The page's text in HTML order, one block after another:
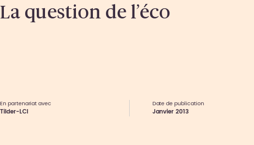
Vos enjeux
Expertises métiers
Acteur de l’innovation
Présentation du Groupe
Nos offres d’emplois et de stages
Environnement de travail
La question de l’éco
En partenariat avec
Tilder-LCI
Date de publication
Janvier 2013